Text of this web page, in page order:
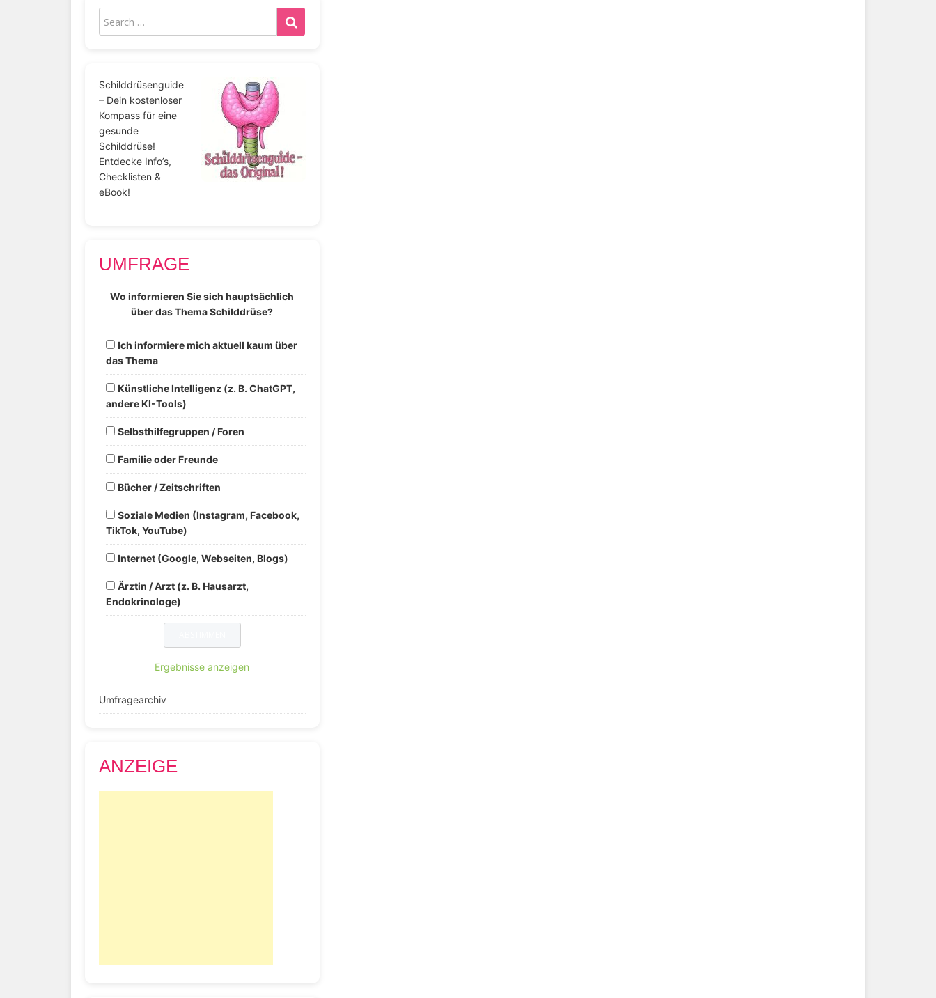
Schilddrüsenguide
– Dein kostenloser
Kompass für eine
gesunde
Schilddrüse!
Entdecke Info’s,
Checklisten &
eBook!
UMFRAGE
Wo informieren Sie sich hauptsächlich
über das Thema Schilddrüse?
Ich informiere mich aktuell kaum über
das Thema
Künstliche Intelligenz (z. B. ChatGPT,
andere KI-Tools)
Selbsthilfegruppen / Foren
Familie oder Freunde
Bücher / Zeitschriften
Soziale Medien (Instagram, Facebook,
TikTok, YouTube)
Internet (Google, Webseiten, Blogs)
Ärztin / Arzt (z. B. Hausarzt,
Endokrinologe)
Ergebnisse anzeigen
Umfragearchiv
ANZEIGE